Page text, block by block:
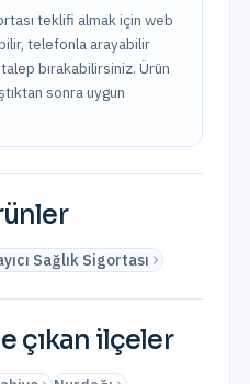
teklifi almak için web
telefonla arayabilir
bırakabilirsiniz. Ürün
sonra uygun
Sağlık Sigortası
çıkan ilçeler